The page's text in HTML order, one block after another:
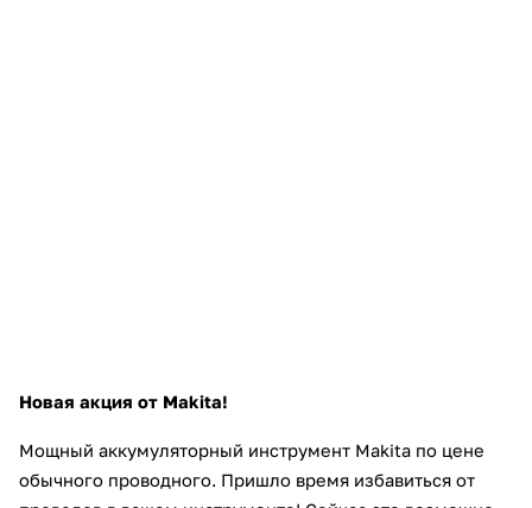
Новая акция от Makita!
Мощный аккумуляторный инструмент Makita по цене
обычного проводного. Пришло время избавиться от